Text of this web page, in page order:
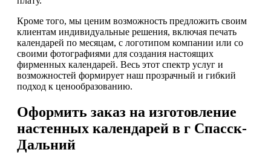
Кроме того, мы ценим возможность предложить своим
клиентам индивидуальные решения, включая печать
календарей по месяцам, с логотипом компании или со
своими фотографиями для создания настоящих
фирменных календарей. Весь этот спектр услуг и
возможностей формирует наш прозрачный и гибкий
подход к ценообразованию.
Оформить заказ на изготовление
настенных календарей в г Спасск-
Дальний